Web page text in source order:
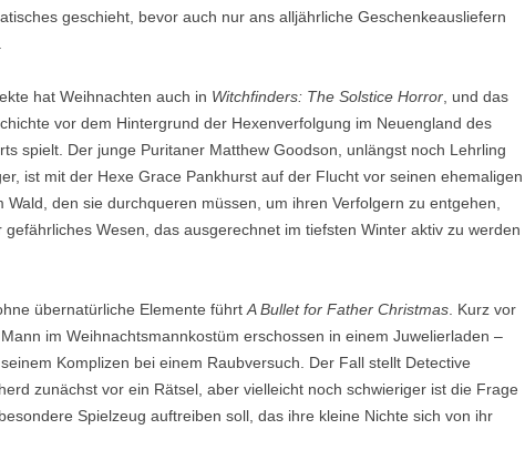
geschieht, bevor auch nur ans alljährliche Geschenkeausliefern
hat Weihnachten auch in Witchfinders: The Solstice Horror , und das
vor dem Hintergrund der Hexenverfolgung im Neuengland des
spielt. Der junge Puritaner Matthew Goodson, unlängst noch Lehrling
ist mit der Hexe Grace Pankhurst auf der Flucht vor seinen ehemaligen
Wald, den sie durchqueren müssen, um ihren Verfolgern zu entgehen,
gefährliches Wesen, das ausgerechnet im tiefsten Winter aktiv zu werden
übernatürliche Elemente führt A Bullet for Father Christmas . Kurz vor
im Weihnachtsmannkostüm erschossen in einem Juwelierladen –
Komplizen bei einem Raubversuch. Der Fall stellt Detective
zunächst vor ein Rätsel, aber vielleicht noch schwieriger ist die Frage
Spielzeug auftreiben soll, das ihre kleine Nichte sich von ihr